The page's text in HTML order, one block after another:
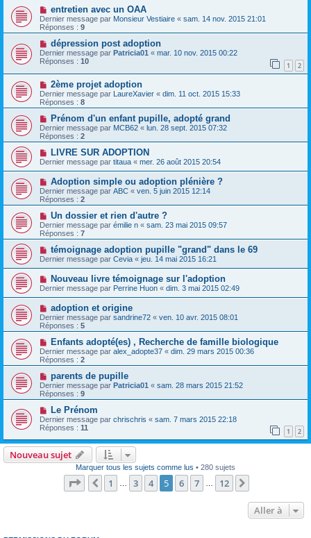
entretien avec un OAA
Dernier message par Monsieur Vestiaire « sam. 14 nov. 2015 21:01
Réponses : 9
dépression post adoption
Dernier message par Patricia01 « mar. 10 nov. 2015 00:22
Réponses : 10 1 2
2ème projet adoption
Dernier message par LaureXavier « dim. 11 oct. 2015 15:33
Réponses : 8
Prénom d'un enfant pupille, adopté grand
Dernier message par MCB62 « lun. 28 sept. 2015 07:32
Réponses : 2
LIVRE SUR ADOPTION
Dernier message par titaua « mer. 26 août 2015 20:54
Adoption simple ou adoption plénière ?
Dernier message par ABC « ven. 5 juin 2015 12:14
Réponses : 2
Un dossier et rien d'autre ?
Dernier message par émilie n « sam. 23 mai 2015 09:57
Réponses : 7
témoignage adoption pupille "grand" dans le 69
Dernier message par Cevia « jeu. 14 mai 2015 16:21
Nouveau livre témoignage sur l'adoption
Dernier message par Perrine Huon « dim. 3 mai 2015 02:49
adoption et origine
Dernier message par sandrine72 « ven. 10 avr. 2015 08:01
Réponses : 5
Enfants adopté(es) , Recherche de famille biologique
Dernier message par alex_adopte37 « dim. 29 mars 2015 00:36
Réponses : 2
parents de pupille
Dernier message par Patricia01 « sam. 28 mars 2015 21:52
Réponses : 9
Le Prénom
Dernier message par chrischris « sam. 7 mars 2015 22:18
Réponses : 11 1 2
Nouveau sujet
Marquer tous les sujets comme lus • 280 sujets
Page sur 12
Précédente
1 … 3 4 5 6 7 … 12
Aller à